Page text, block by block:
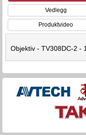
Vedlegg
Produktvideo
Objektiv - TV308DC-2 -